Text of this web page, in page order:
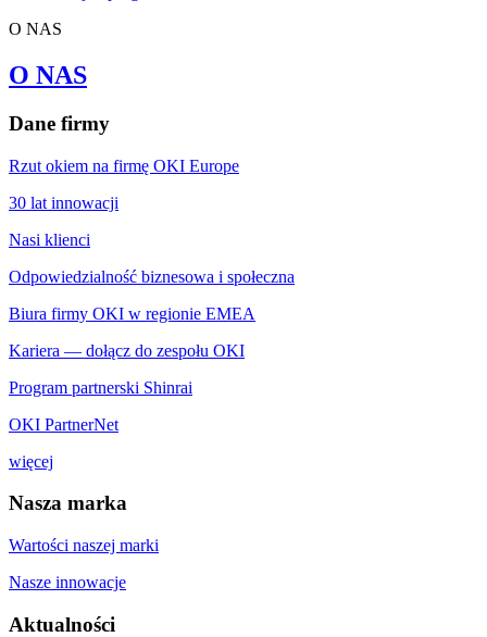
O NAS
O NAS
Dane firmy
Rzut okiem na firmę OKI Europe
30 lat innowacji
Nasi klienci
Odpowiedzialność biznesowa i społeczna
Biura firmy OKI w regionie EMEA
Kariera — dołącz do zespołu OKI
Program partnerski Shinrai
OKI PartnerNet
więcej
Nasza marka
Wartości naszej marki
Nasze innowacje
Aktualności